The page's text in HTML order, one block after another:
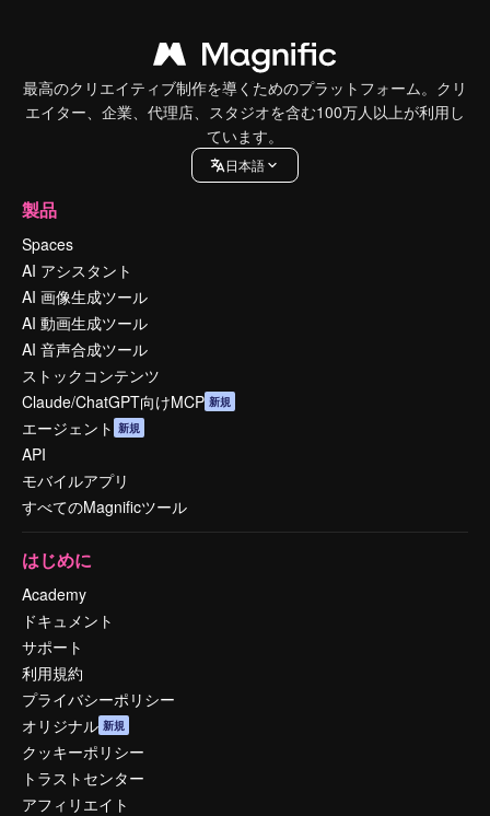
最高のクリエイティブ制作を導くためのプラットフォーム。クリ
エイター、企業、代理店、スタジオを含む100万人以上が利用し
ています。
日本語
製品
Spaces
AI アシスタント
AI 画像生成ツール
AI 動画生成ツール
AI 音声合成ツール
ストックコンテンツ
Claude/ChatGPT向けMCP 新規
エージェント 新規
API
モバイルアプリ
すべてのMagnificツール
はじめに
Academy
ドキュメント
サポート
利用規約
プライバシーポリシー
オリジナル 新規
クッキーポリシー
トラストセンター
アフィリエイト